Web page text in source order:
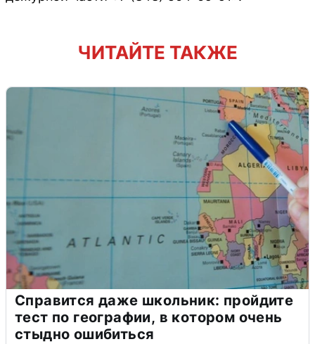
ЧИТАЙТЕ ТАКЖЕ
Справится даже школьник: пройдите
тест по географии, в котором очень
стыдно ошибиться